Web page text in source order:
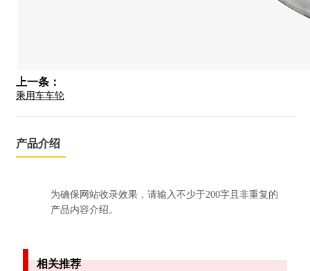
上一条：
乘用车车轮
产品介绍
为确保网站收录效果，请输入不少于200字且非重复的
产品内容介绍。
相关推荐